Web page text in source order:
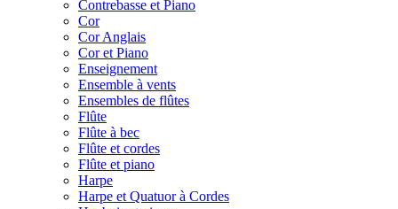
Contrebasse et Piano
Cor
Cor Anglais
Cor et Piano
Enseignement
Ensemble à vents
Ensembles de flûtes
Flûte
Flûte à bec
Flûte et cordes
Flûte et piano
Harpe
Harpe et Quatuor à Cordes